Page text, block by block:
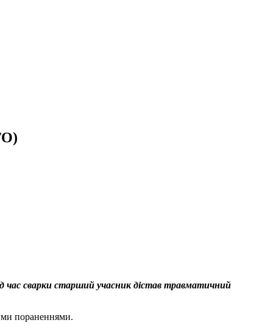
час сварки старший учасник дістав травматичний
пораненнями.